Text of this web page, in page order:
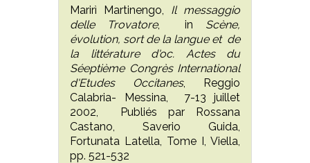
Marirì Martinengo, Il messaggio
delle Trovatore, in Scène,
évolution, sort de la langue et de
la littérature d'oc. Actes du
Séeptième Congrès International
d'Etudes Occitanes, Reggio
Calabria- Messina, 7-13 juillet
2002, Publiés par Rossana
Castano, Saverio Guida,
Fortunata Latella, Tome I, Viella,
pp. 521-532